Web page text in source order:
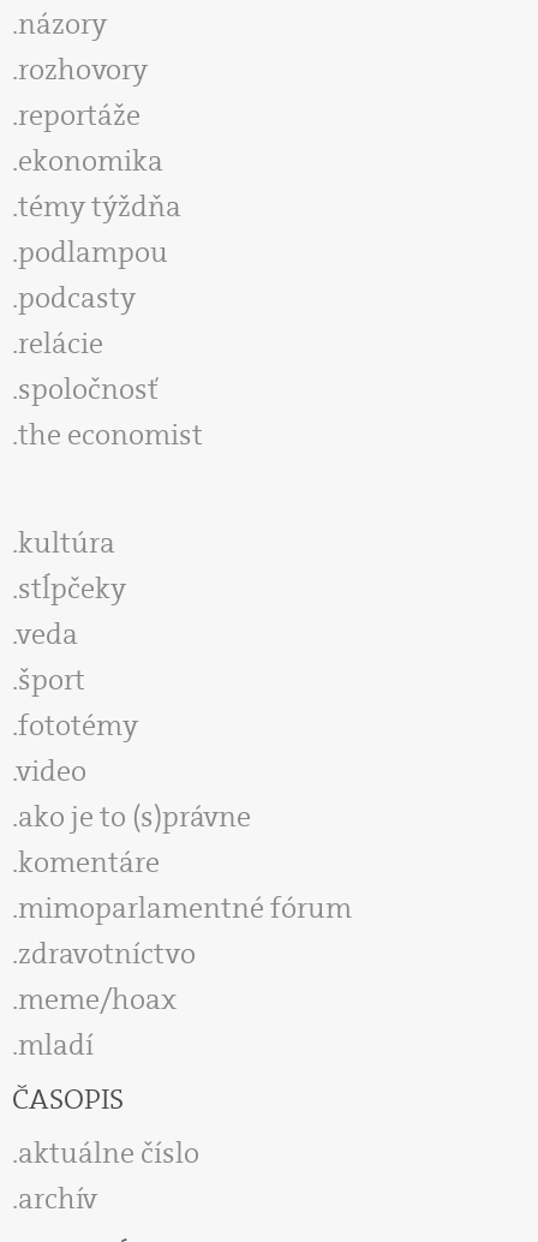
názory
rozhovory
reportáže
ekonomika
témy týždňa
podlampou
podcasty
relácie
spoločnosť
the economist
kultúra
stĺpčeky
veda
šport
fototémy
video
ako je to (s)právne
komentáre
mimoparlamentné fórum
zdravotníctvo
meme/hoax
mladí
ČASOPIS
aktuálne číslo
archív